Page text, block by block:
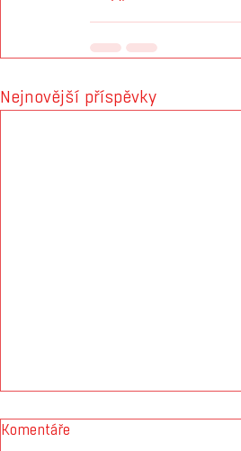
Nejnovější příspěvky
Komentáře